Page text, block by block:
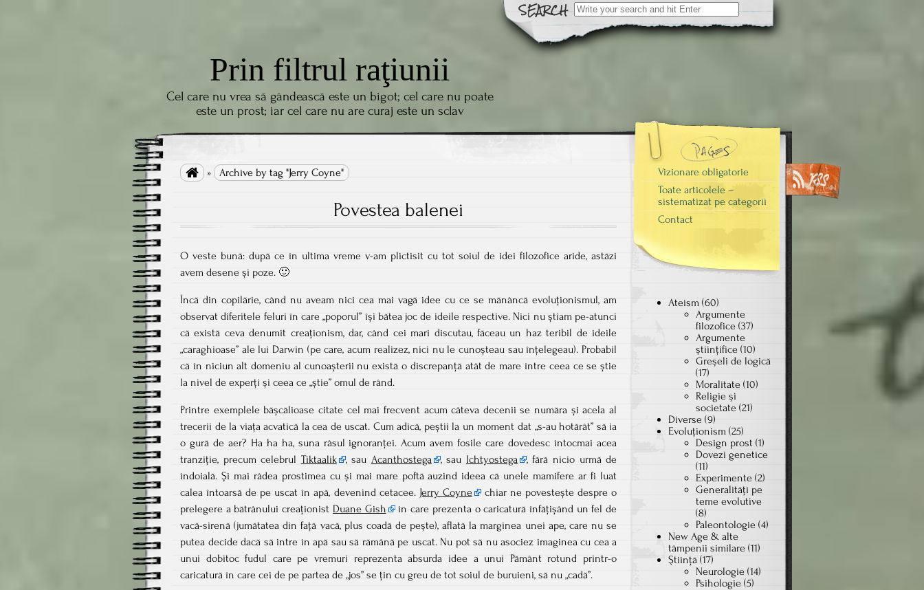
Search
for:
Prin filtrul raţiunii
Cel care nu vrea să gândească este un bigot; cel care nu poate
este un prost; iar cel care nu are curaj este un sclav
 » Archive by tag "Jerry Coyne"
Povestea balenei
O veste bună: după ce în ultima vreme v-am plictisit cu tot soiul de idei filozofice aride, astăzi
avem desene și poze. 🙂
Încă din copilărie, când nu aveam nici cea mai vagă idee cu ce se mănâncă evoluționismul, am
observat diferitele feluri în care „poporul” își bătea joc de ideile respective. Nici nu știam pe-atunci
că există ceva denumit creaționism, dar, când cei mari discutau, făceau un haz teribil de ideile
„caraghioase” ale lui Darwin (pe care, acum realizez, nici nu le cunoșteau sau înțelegeau). Probabil
că în niciun alt domeniu al cunoașterii nu există o discrepanță atât de mare între ceea ce se știe
la nivel de experți și ceea ce „știe” omul de rând.
Printre exemplele bășcălioase citate cel mai frecvent acum câteva decenii se număra și acela al
trecerii de la viața acvatică la cea de uscat. Cum adică, peștii la un moment dat „s-au hotărât” să ia
o gură de aer? Ha ha ha, suna râsul ignoranței. Acum avem fosile care dovedesc întocmai acea
tranziție, precum celebrul Tiktaalik , sau Acanthostega , sau Ichtyostega
, fără nicio urmă de
îndoială. Și mai râdea prostimea cu și mai mare poftă auzind ideea că unele mamifere ar fi luat
calea întoarsă de pe uscat în apă, devenind cetacee. Jerry Coyne
chiar ne povestește despre o
prelegere a bătrânului creaționist Duane Gish
în care prezenta o caricatură înfățișând un fel de
vacă-sirenă (jumătatea din față vacă, plus coadă de pește), aflată la marginea unei ape, care nu se
putea decide dacă să intre în apă sau să rămână pe uscat. Nu pot să nu asociez imaginea cu cea a
unui dobitoc fudul care pe vremuri reprezenta absurda idee a unui Pământ rotund printr-o
caricatură în care cei de pe partea de „jos” se țin cu greu de tot soiul de buruieni, să nu „cadă”.
Vizionare obligatorie
Toate articolele –
sistematizat pe categorii
Contact
Ateism (60)
Argumente
filozofice (37)
Argumente
ştiinţifice (10)
Greşeli de logică
(17)
Moralitate (10)
Religie şi
societate (21)
Diverse (9)
Evoluţionism (25)
Design prost (1)
Dovezi genetice
(11)
Experimente (2)
Generalităţi pe
teme evolutive
(8)
Paleontologie (4)
New Age & alte
tâmpenii similare (11)
Ştiinţă (17)
Neurologie (14)
Psihologie (5)